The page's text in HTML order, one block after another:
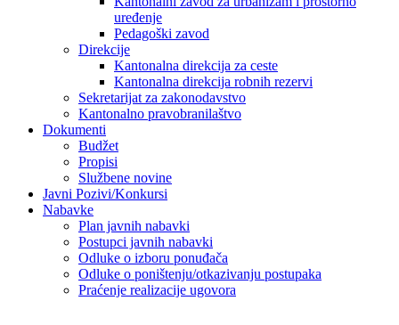
uređenje
Pedagoški zavod
Direkcije
Kantonalna direkcija za ceste
Kantonalna direkcija robnih rezervi
Sekretarijat za zakonodavstvo
Kantonalno pravobranilaštvo
Dokumenti
Budžet
Propisi
Službene novine
Javni Pozivi/Konkursi
Nabavke
Plan javnih nabavki
Postupci javnih nabavki
Odluke o izboru ponuđača
Odluke o poništenju/otkazivanju postupaka
Praćenje realizacije ugovora